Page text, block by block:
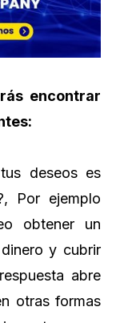
encontrar
deseos es
Por ejemplo
obtener un
y cubrir
abre
otras formas